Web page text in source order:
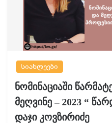
სიახლეები
ნომინაციაში
მეღვინე – 2023 “
დაჯი კოვზირიძე